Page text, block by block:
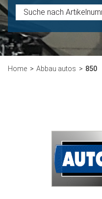
Home Abbau autos 850